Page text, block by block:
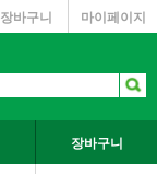
마이페이지
장바구니
장바구니